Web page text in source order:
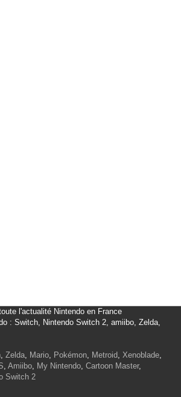
l'actualité Nintendo en France
: Switch, Nintendo Switch 2, amiibo, Zelda,
, Zelda, Mario, Pokémon, Metroid, Xenoblade,
, Amiibo, My Nintendo, Cartoon Master,
Switch 2